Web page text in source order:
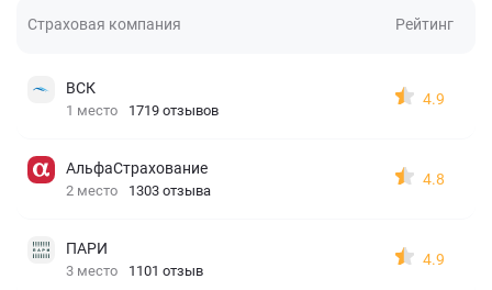
Страховая компания Рейтинг
ВСК
1 место 1719 отзывов
4.9
АльфаСтрахование
2 место 1303 отзыва
4.8
ПАРИ
3 место 1101 отзыв
4.9